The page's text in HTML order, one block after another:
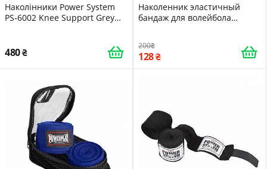
Наколінники Power System
PS-6002 Knee Support Grey
480
Наколенник эластичный
бандаж для волейбола
200
128